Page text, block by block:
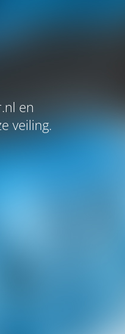
en
veiling.